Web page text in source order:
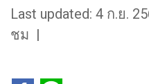
Last updated: 4 ก.ย.
ชม |